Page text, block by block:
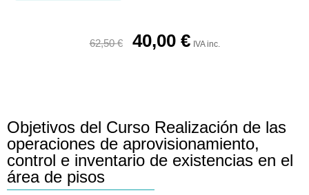
62,50€ 40,00 € IVA inc.
Objetivos del Curso Realización de las
operaciones de aprovisionamiento,
control e inventario de existencias en el
área de pisos